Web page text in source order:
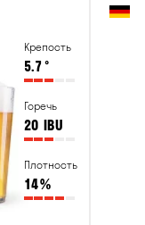
Крепость
5.7°
Горечь
20 IBU
Плотность
14%